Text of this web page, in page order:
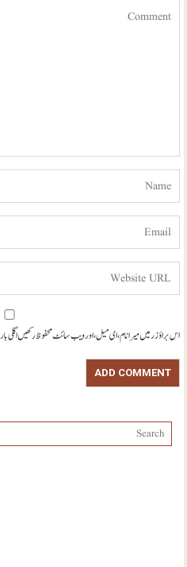
اس براؤزر میں میرا نام، ای میل، اور ویب سائٹ محفوظ رکھیں